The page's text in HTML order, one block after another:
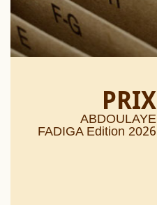
PRIX
ABDOULAYE
FADIGA Edition 2026